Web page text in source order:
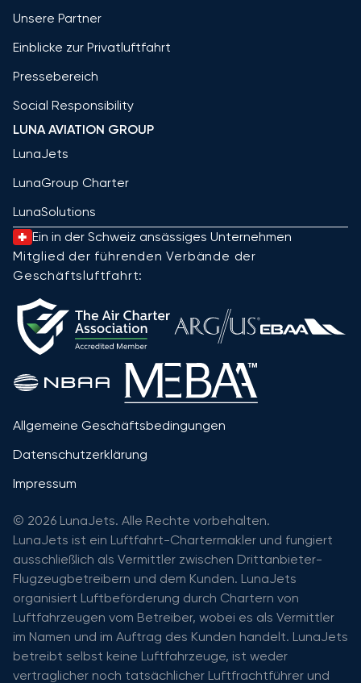
Unsere Partner
Einblicke zur Privatluftfahrt
Pressebereich
Social Responsibility
LUNA AVIATION GROUP
LunaJets
LunaGroup Charter
LunaSolutions
Ein in der Schweiz ansässiges Unternehmen
Mitglied der führenden Verbände der
Geschäftsluftfahrt:
Allgemeine Geschäftsbedingungen
Datenschutzerklärung
Impressum
© 2026 LunaJets. Alle Rechte vorbehalten.
LunaJets ist ein Luftfahrt-Chartermakler und fungiert
ausschließlich als Vermittler zwischen Drittanbieter-
Flugzeugbetreibern und dem Kunden. LunaJets
organisiert Luftbeförderung durch Chartern von
Luftfahrzeugen vom Betreiber, wobei es als Vermittler
im Namen und im Auftrag des Kunden handelt. LunaJets
betreibt selbst keine Luftfahrzeuge, ist weder
vertraglicher noch tatsächlicher Luftfrachtführer und